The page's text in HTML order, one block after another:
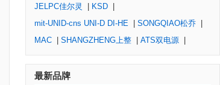
JELPC佳尔灵
KSD
mit-UNID-cns UNI-D DI-HE
|SONGQIAO松乔
MAC
|SHANGZHENG上整 |ATS双电源
最新品牌